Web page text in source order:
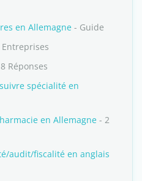
en Allemagne - Guide
Entreprises
Réponses
spécialité en
en Allemagne - 2
audit/fiscalité en anglais